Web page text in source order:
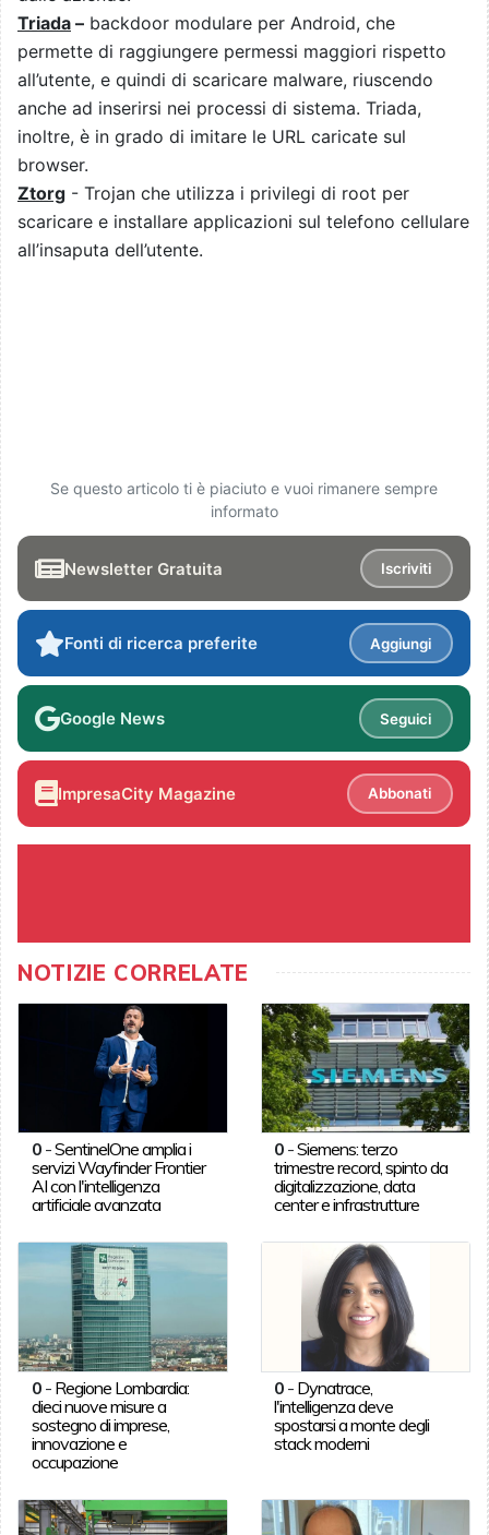
Triada – backdoor modulare per Android, che
permette di raggiungere permessi maggiori rispetto
all’utente, e quindi di scaricare malware, riuscendo
anche ad inserirsi nei processi di sistema. Triada,
inoltre, è in grado di imitare le URL caricate sul
browser.
Ztorg - Trojan che utilizza i privilegi di root per
scaricare e installare applicazioni sul telefono cellulare
all’insaputa dell’utente.
Se questo articolo ti è piaciuto e vuoi rimanere sempre
informato
Newsletter Gratuita Iscriviti
Fonti di ricerca preferite Aggiungi
Google News Seguici
ImpresaCity Magazine Abbonati
NOTIZIE CORRELATE
0-SentinelOne amplia i
servizi Wayfinder Frontier
AI con l'intelligenza
artificiale avanzata
0 -Siemens: terzo
trimestre record, spinto da
digitalizzazione, data
center e infrastrutture
0- Regione Lombardia:
dieci nuove misure a
sostegno di imprese,
innovazione e
occupazione
0 - Dynatrace,
l'intelligenza deve
spostarsi a monte degli
stack moderni